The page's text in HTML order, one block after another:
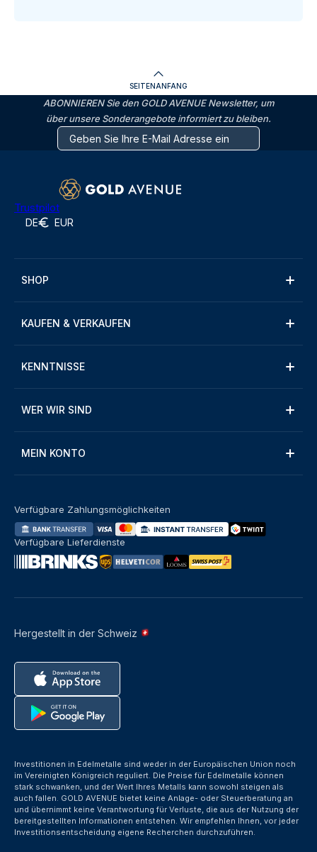
SEITENANFANG
ABONNIEREN Sie den GOLD AVENUE Newsletter, um
über unsere Sonderangebote informiert zu bleiben.
Trustpilot
DE EUR
SHOP
KAUFEN & VERKAUFEN
KENNTNISSE
WER WIR SIND
MEIN KONTO
Hergestellt in der Schweiz
Verfügbare Zahlungsmöglichkeiten
Verfügbare Lieferdienste
Investitionen in Edelmetalle sind weder in der Europäischen Union noch
im Vereinigten Königreich reguliert. Die Preise für Edelmetalle können
stark schwanken, und der Wert Ihres Metalls kann sowohl steigen als
auch fallen. GOLD AVENUE bietet keine Anlage- oder Steuerberatung an
und übernimmt keine Verantwortung für Verluste, die aus der Nutzung der
bereitgestellten Informationen entstehen. Wir empfehlen Ihnen, vor jeder
Investitionsentscheidung eigene Recherchen durchzuführen.